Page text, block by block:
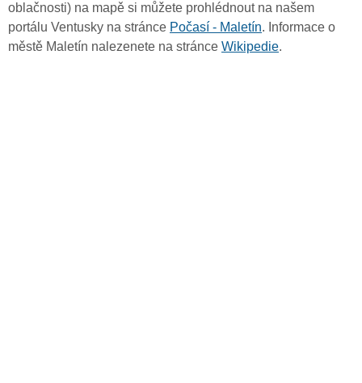
oblačnosti) na mapě si můžete prohlédnout na našem
portálu Ventusky na stránce Počasí - Maletín. Informace o
městě Maletín nalezenete na stránce Wikipedie.